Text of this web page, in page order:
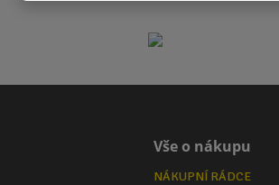
Vše o nákupu
NÁKUPNÍ RÁDCE